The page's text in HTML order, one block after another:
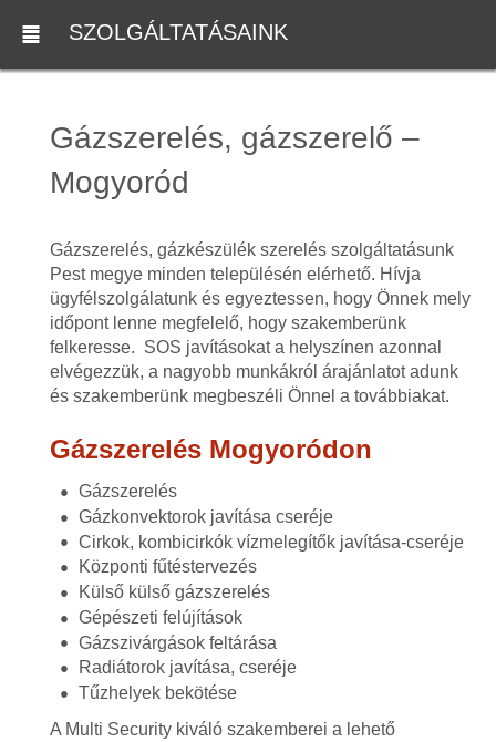
SZOLGÁLTATÁSAINK
Gázszerelés, gázszerelő –
Mogyoród
Gázszerelés, gázkészülék szerelés szolgáltatásunk
Pest megye minden településén elérhető. Hívja
ügyfélszolgálatunk és egyeztessen, hogy Önnek mely
időpont lenne megfelelő, hogy szakemberünk
felkeresse. SOS javításokat a helyszínen azonnal
elvégezzük, a nagyobb munkákról árajánlatot adunk
és szakemberünk megbeszéli Önnel a továbbiakat.
Gázszerelés Mogyoródon
Gázszerelés
Gázkonvektorok javítása cseréje
Cirkok, kombicirkók vízmelegítők javítása-cseréje
Központi fűtéstervezés
Külső külső gázszerelés
Gépészeti felújítások
Gázszivárgások feltárása
Radiátorok javítása, cseréje
Tűzhelyek bekötése
A Multi Security kiváló szakemberei a lehető